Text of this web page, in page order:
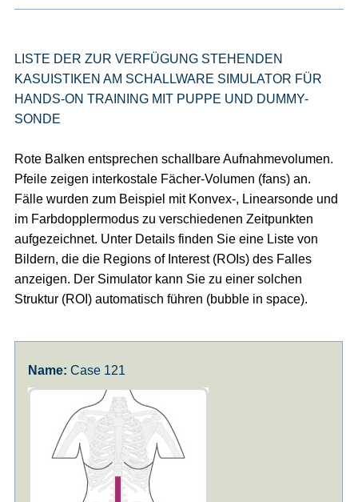
LISTE DER ZUR VERFÜGUNG STEHENDEN
KASUISTIKEN AM SCHALLWARE SIMULATOR FÜR
HANDS-ON TRAINING MIT PUPPE UND DUMMY-
SONDE
Rote Balken entsprechen schallbare Aufnahmevolumen.
Pfeile zeigen interkostale Fächer-Volumen (fans) an.
Fälle wurden zum Beispiel mit Konvex-, Linearsonde und
im Farbdopplermodus zu verschiedenen Zeitpunkten
aufgezeichnet. Unter Details finden Sie eine Liste von
Bildern, die die Regions of Interest (ROIs) des Falles
anzeigen. Der Simulator kann Sie zu einer solchen
Struktur (ROI) automatisch führen (bubble in space).
Case 121